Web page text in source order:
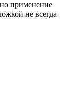
применение
не всегда